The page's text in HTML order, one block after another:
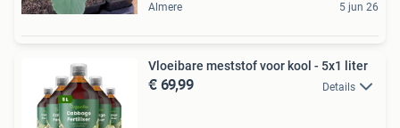
Almere 5 jun 26
Vloeibare meststof voor kool - 5x1 liter
€ 69,99 Details